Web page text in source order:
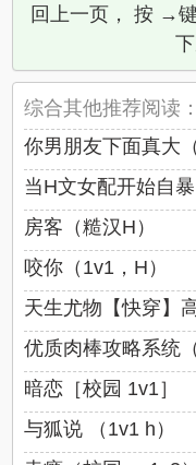
回上一页， 按 →
综合其他推荐阅读：
你男朋友下面真大
当H文女配开始自
房客（糙汉H）
咬你（1v1，H）
天生尤物【快穿】
优质肉棒攻略系统
暗恋［校园 1v1］
与狐说 （1v1 h）